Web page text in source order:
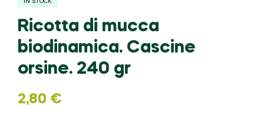
Ricotta di mucca
biodinamica. Cascine
orsine. 240 gr
2,80 €